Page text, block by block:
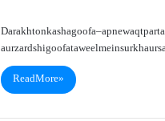
Darakhton ka shagoofa –apne waqt par
aur zard shigoofa taweel mein surkh aur
Read More »